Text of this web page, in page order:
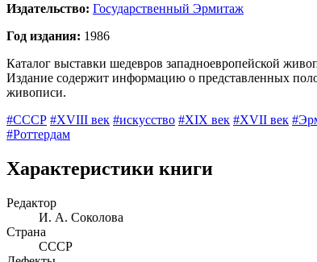
Издательство: Государственный Эрмитаж
Год издания: 1986
Каталог выставки шедевров западноевропейской
Издание содержит информацию о представленных
живописи.
#СССР #XVIII век #искусство #XIX век #XVII век
#Роттердам
Характеристики книги
Редактор
И. А. Соколова
Страна
СССР